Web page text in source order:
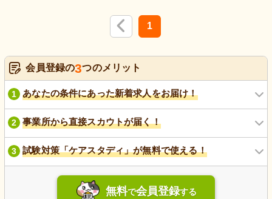
1
会員登録の3つのメリット
1 あなたの条件にあった新着求人をお届け！
2 事業所から直接スカウトが届く！
3 試験対策「ケアスタディ」が無料で使える！
無料で会員登録する